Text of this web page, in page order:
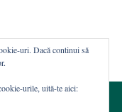
uri. Dacă continui să
urile, uită-te aici: